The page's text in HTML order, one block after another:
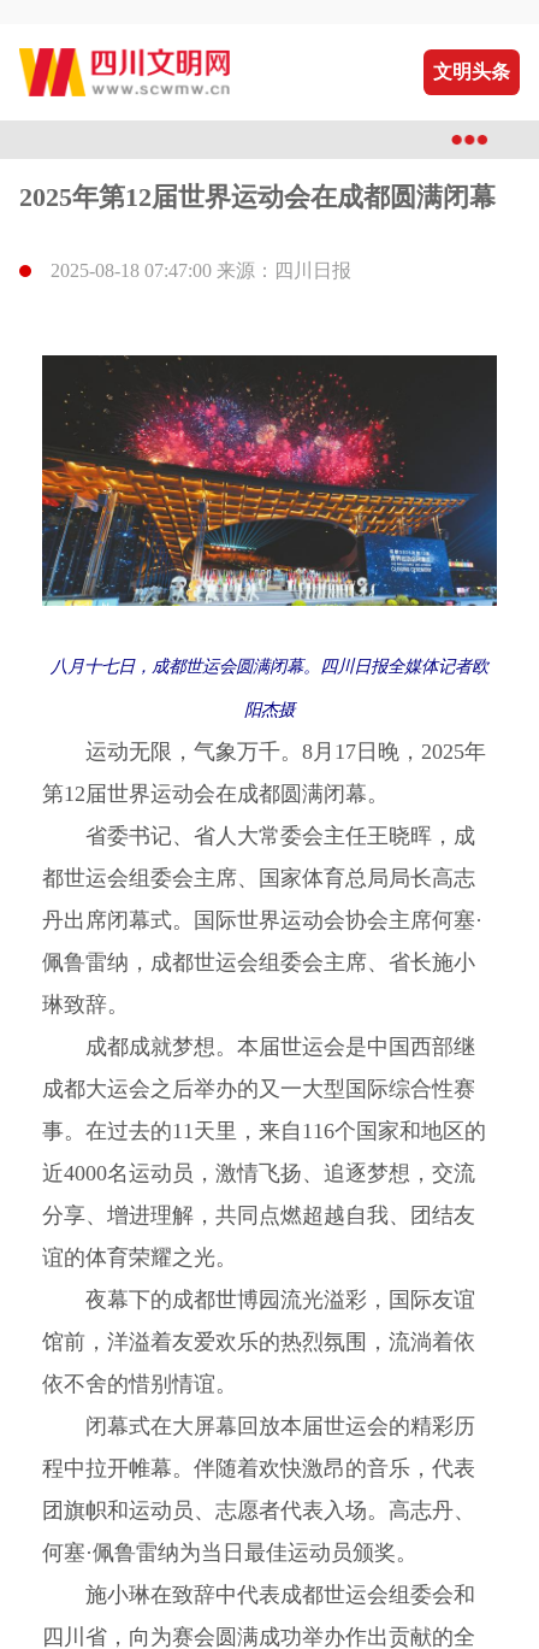
文明头条
2025年第12届世界运动会在成都圆满闭幕
2025-08-18 07:47:00 来源：四川日报
八月十七日，成都世运会圆满闭幕。四川日报全媒体记者欧
阳杰摄
运动无限，气象万千。8月17日晚，2025年
第12届世界运动会在成都圆满闭幕。
省委书记、省人大常委会主任王晓晖，成
都世运会组委会主席、国家体育总局局长高志
丹出席闭幕式。国际世界运动会协会主席何塞·
佩鲁雷纳，成都世运会组委会主席、省长施小
琳致辞。
成都成就梦想。本届世运会是中国西部继
成都大运会之后举办的又一大型国际综合性赛
事。在过去的11天里，来自116个国家和地区的
近4000名运动员，激情飞扬、追逐梦想，交流
分享、增进理解，共同点燃超越自我、团结友
谊的体育荣耀之光。
夜幕下的成都世博园流光溢彩，国际友谊
馆前，洋溢着友爱欢乐的热烈氛围，流淌着依
依不舍的惜别情谊。
闭幕式在大屏幕回放本届世运会的精彩历
程中拉开帷幕。伴随着欢快激昂的音乐，代表
团旗帜和运动员、志愿者代表入场。高志丹、
何塞·佩鲁雷纳为当日最佳运动员颁奖。
施小琳在致辞中代表成都世运会组委会和
四川省，向为赛会圆满成功举办作出贡献的全